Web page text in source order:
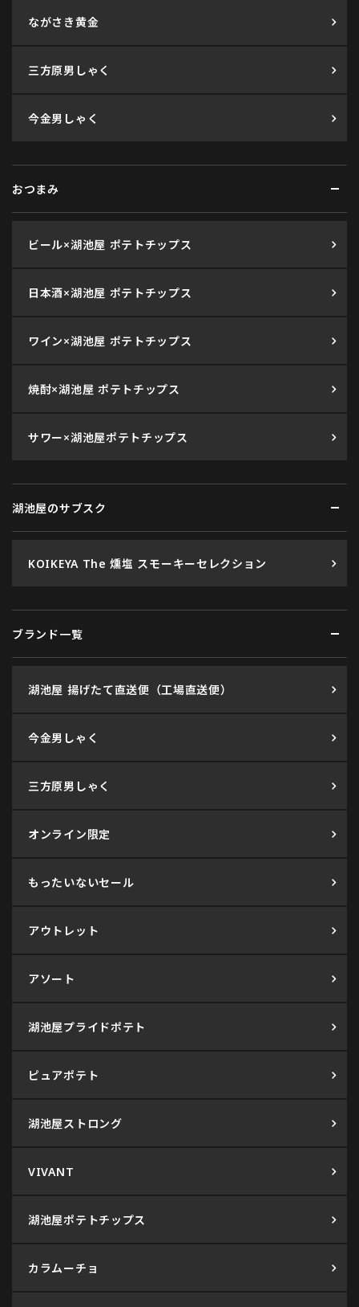
ながさき黄金
三方原男しゃく
今金男しゃく
おつまみ
ビール×湖池屋 ポテトチップス
日本酒×湖池屋 ポテトチップス
ワイン×湖池屋 ポテトチップス
焼酎×湖池屋 ポテトチップス
サワー×湖池屋ポテトチップス
湖池屋のサブスク
KOIKEYA The 燻塩 スモーキーセレクション
ブランド一覧
湖池屋 揚げたて直送便（工場直送便）
今金男しゃく
三方原男しゃく
オンライン限定
もったいないセール
アウトレット
アソート
湖池屋プライドポテト
ピュアポテト
湖池屋ストロング
VIVANT
湖池屋ポテトチップス
カラムーチョ